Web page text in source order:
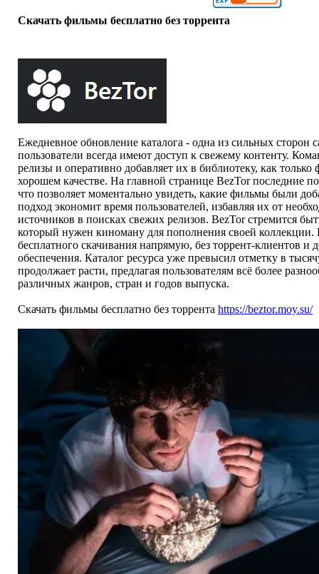
Скачать фильмы бесплатно без торрента
Ежедневное обновление каталога - одна из сильных сторон
пользователи всегда имеют доступ к свежему контенту.
релизы и оперативно добавляет их в библиотеку, как
хорошем качестве. На главной странице BezTor последние
что позволяет моментально увидеть, какие фильмы были
подход экономит время пользователей, избавляя их от
источников в поисках свежих релизов. BezTor стремится
который нужен киноману для пополнения своей
бесплатного скачивания напрямую, без торрент-клиентов и
обеспечения. Каталог ресурса уже превысил отметку в
продолжает расти, предлагая пользователям всё более
различных жанров, стран и годов выпуска.
Скачать фильмы бесплатно без торрента https://beztor.moy.su/